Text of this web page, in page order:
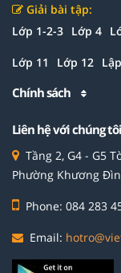
Giải bài tập:
Lớp 1-2-3 Lớp 4
Lớp 11 Lớp 12
Chính sách
Liên hệ với chúng tôi
Tầng 2, G4 - G5
Phường Khương
Phone: 084 283
Email: